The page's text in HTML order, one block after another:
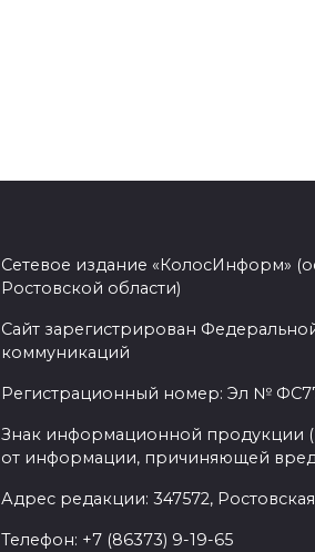
Сетевое издание «КолосИнформ»
Ростовской области)
Сайт зарегистрирован
коммуникаций
Регистрационный номер: Эл №
Знак информационной продукции
от информации, причиняющей вред
Адрес редакции: 347572,
Телефон: +7 (86373) 9-19-65